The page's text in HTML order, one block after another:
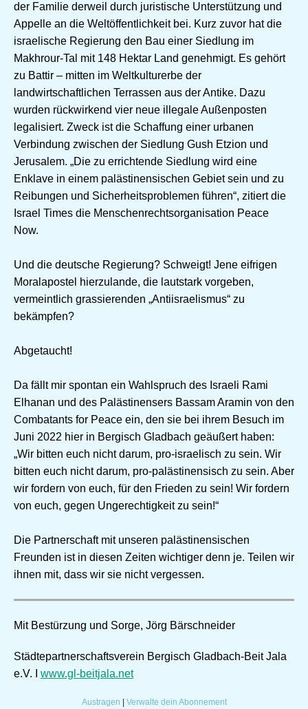
der Familie derweil durch juristische Unterstützung und
Appelle an die Weltöffentlichkeit bei. Kurz zuvor hat die
israelische Regierung den Bau einer Siedlung im
Makhrour-Tal mit 148 Hektar Land genehmigt. Es gehört
zu Battir – mitten im Weltkulturerbe der
landwirtschaftlichen Terrassen aus der Antike. Dazu
wurden rückwirkend vier neue illegale Außenposten
legalisiert. Zweck ist die Schaffung einer urbanen
Verbindung zwischen der Siedlung Gush Etzion und
Jerusalem. „Die zu errichtende Siedlung wird eine
Enklave in einem palästinensischen Gebiet sein und zu
Reibungen und Sicherheitsproblemen führen“, zitiert die
Israel Times die Menschenrechtsorganisation Peace
Now.
Und die deutsche Regierung? Schweigt! Jene eifrigen
Moralapostel hierzulande, die lautstark vorgeben,
vermeintlich grassierenden „Antiisraelismus“ zu
bekämpfen?
Abgetaucht!
Da fällt mir spontan ein Wahlspruch des Israeli Rami
Elhanan und des Palästinensers Bassam Aramin von den
Combatants for Peace ein, den sie bei ihrem Besuch im
Juni 2022 hier in Bergisch Gladbach geäußert haben:
„Wir bitten euch nicht darum, pro-israelisch zu sein. Wir
bitten euch nicht darum, pro-palästinensisch zu sein. Aber
wir fordern von euch, für den Frieden zu sein! Wir fordern
von euch, gegen Ungerechtigkeit zu sein!“
Die Partnerschaft mit unseren palästinensischen
Freunden ist in diesen Zeiten wichtiger denn je. Teilen wir
ihnen mit, dass wir sie nicht vergessen.
Mit Bestürzung und Sorge, Jörg Bärschneider
Städtepartnerschaftsverein Bergisch Gladbach-Beit Jala
e.V. I www.gl-beitjala.net
Austragen Verwalte dein Abonnement